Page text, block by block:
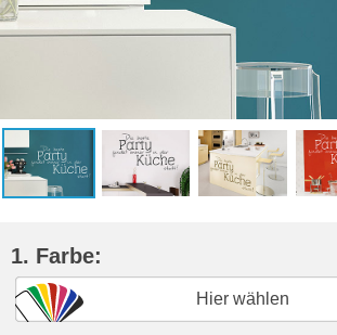
1. Farbe:
Hier wählen